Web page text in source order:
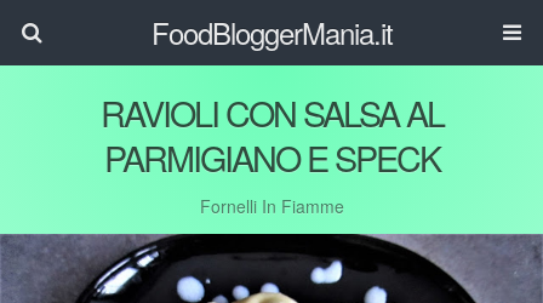
FoodBloggerMania.it
RAVIOLI CON SALSA AL
PARMIGIANO E SPECK
Fornelli In Fiamme